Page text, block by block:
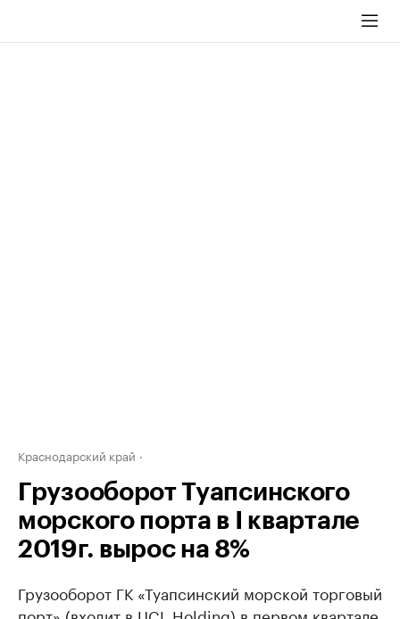
Краснодарский край
Грузооборот Туапсинского
морского порта в I квартале
2019г. вырос на 8%
Грузооборот ГК «Туапсинский морской торговый